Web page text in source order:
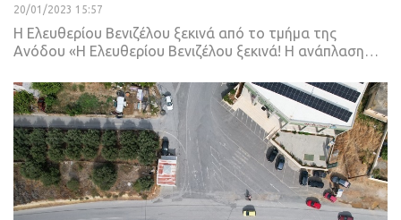
20/01/2023 15:57
Η Ελευθερίου Βενιζέλου ξεκινά από το τμήμα της
Ανόδου «Η Ελευθερίου Βενιζέλου ξεκινά! Η ανάπλαση…